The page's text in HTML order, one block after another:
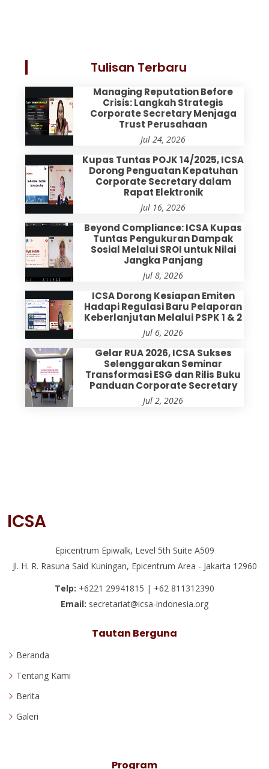
Tulisan Terbaru
Managing Reputation Before
Crisis: Langkah Strategis
Corporate Secretary Menjaga
Trust Perusahaan
Jul 24, 2026
Kupas Tuntas POJK 14/2025, ICSA
Dorong Penguatan Kepatuhan
Corporate Secretary dalam
Rapat Elektronik
Jul 16, 2026
Beyond Compliance: ICSA Kupas
Tuntas Pengukuran Dampak
Sosial Melalui SROI untuk Nilai
Jangka Panjang
Jul 8, 2026
ICSA Dorong Kesiapan Emiten
Hadapi Regulasi Baru Pelaporan
Keberlanjutan Melalui PSPK 1 & 2
Jul 6, 2026
Gelar RUA 2026, ICSA Sukses
Selenggarakan Seminar
Transformasi ESG dan Rilis Buku
Panduan Corporate Secretary
Jul 2, 2026
ICSA
Epicentrum Epiwalk, Level 5th Suite A509
Jl. H. R. Rasuna Said Kuningan, Epicentrum Area - Jakarta 12960
Telp: +6221 29941815 | +62 811312390
Email: secretariat@icsa-indonesia.org
Tautan Berguna
Beranda
Tentang Kami
Berita
Galeri
Program